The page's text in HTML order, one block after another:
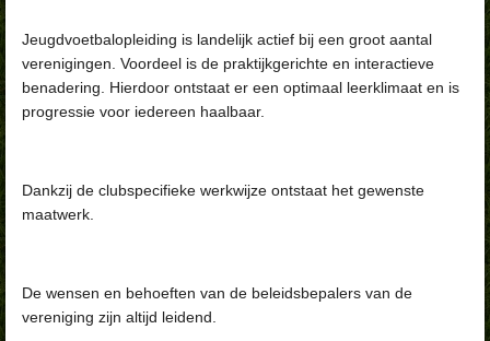
Jeugdvoetbalopleiding is landelijk actief bij een groot aantal
verenigingen. Voordeel is de praktijkgerichte en interactieve
benadering. Hierdoor ontstaat er een optimaal leerklimaat en is
progressie voor iedereen haalbaar.
Dankzij de clubspecifieke werkwijze ontstaat het gewenste
maatwerk.
De wensen en behoeften van de beleidsbepalers van de
vereniging zijn altijd leidend.